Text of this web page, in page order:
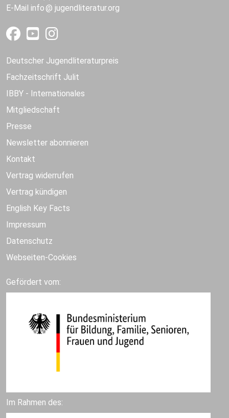
E-Mail info jugendliteratur.org
Deutscher Jugendliteraturpreis
Fachzeitschrift Julit
IBBY - Internationales
Mitgliedschaft
Presse
Newsletter abonnieren
Kontakt
Vertrag widerrufen
Vertrag kündigen
English Key Facts
Impressum
Datenschutz
Webseiten-Cookies
Gefördert vom:
Im Rahmen des: